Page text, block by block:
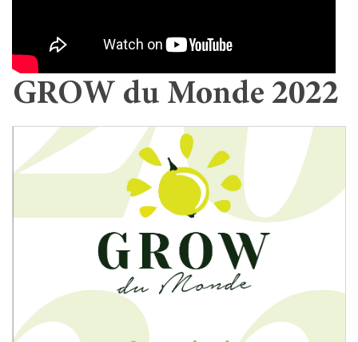
GROW du Monde 2022